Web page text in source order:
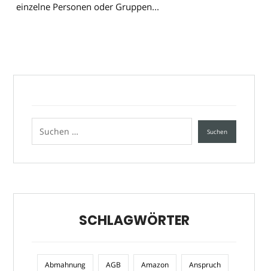
einzelne Personen oder Gruppen...
SCHLAGWÖRTER
Abmahnung AGB Amazon Anspruch